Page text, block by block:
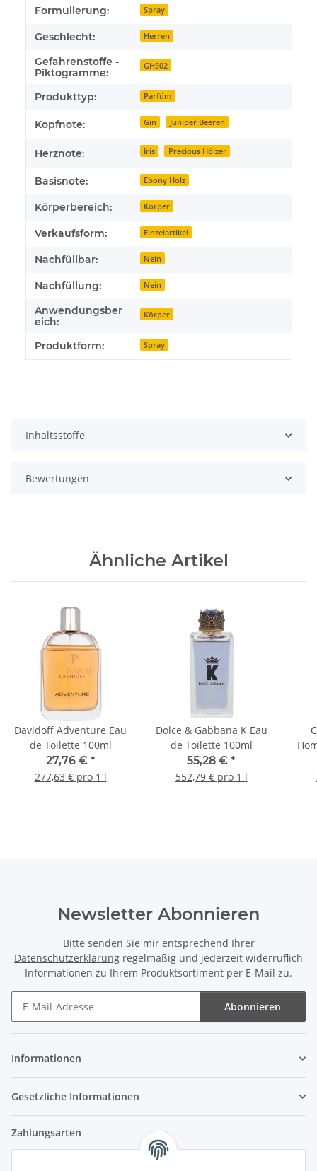
Formulierung: Spray
Geschlecht: Herren
Gefahrenstoffe -
Piktogramme:
GHS02
Produkttyp: Parfüm
Kopfnote: Gin Juniper Beeren
Herznote: Iris Precious Hölzer
Basisnote: Ebony Holz
Körperbereich: Körper
Verkaufsform: Einzelartikel
Nachfüllbar: Nein
Nachfüllung: Nein
Anwendungsber
eich:
Körper
Produktform: Spray
Inhaltsstoffe
Bewertungen
Ähnliche Artikel
Davidoff Adventure Eau
de Toilette 100ml
27,76 € *
277,63 € pro 1 l
Dolce & Gabbana K Eau
de Toilette 100ml
55,28 € *
552,79 € pro 1 l
Newsletter Abonnieren
Bitte senden Sie mir entsprechend Ihrer
Datenschutzerklärung regelmäßig und jederzeit widerruflich
Informationen zu Ihrem Produktsortiment per E-Mail zu.
Abonnieren
Informationen
Gesetzliche Informationen
Zahlungsarten